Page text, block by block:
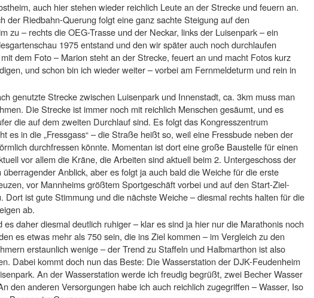
auch hier stehen wieder reichlich Leute an der Strecke und feuern an.
der Riedbahn-Querung folgt eine ganz sachte Steigung auf den
zu – rechts die OEG-Trasse und der Neckar, links der Luisenpark – ein
1975 entstand und den wir später auch noch durchlaufen
dem Foto – Marion steht an der Strecke, feuert an und macht Fotos kurz
und schon bin ich wieder weiter – vorbei am Fernmeldeturm und rein in
genutzte Strecke zwischen Luisenpark und Innenstadt, ca. 3km muss man
Die Strecke ist immer noch mit reichlich Menschen gesäumt, und es
die auf dem zweiten Durchlauf sind. Es folgt das Kongresszentrum
es in die „Fressgass“ – die Straße heißt so, weil eine Fressbude neben der
durchfressen könnte. Momentan ist dort eine große Baustelle für einen
vor allem die Kräne, die Arbeiten sind aktuell beim 2. Untergeschoss der
Anblick, aber es folgt ja auch bald die Weiche für die erste
vor Mannheims größtem Sportgeschäft vorbei und auf den Start-Ziel-
Dort ist gute Stimmung und die nächste Weiche – diesmal rechts halten für die
ab.
daher diesmal deutlich ruhiger – klar es sind ja hier nur die Marathonis noch
es etwas mehr als 750 sein, die ins Ziel kommen – im Vergleich zu den
erstaunlich wenige – der Trend zu Staffeln und Halbmarthon ist also
Dabei kommt doch nun das Beste: Die Wasserstation der DJK-Feudenheim
An der Wasserstation werde ich freudig begrüßt, zwei Becher Wasser
den anderen Versorgungen habe ich auch reichlich zugegriffen – Wasser, Iso